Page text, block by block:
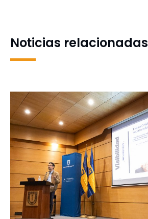
Noticias relacionadas